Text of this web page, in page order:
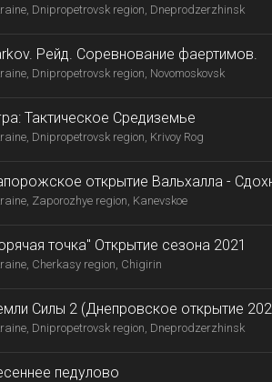
Dnipropetrovsk region, Dneprodzerzhinsk
Рейд. Соревнование фаертимов.
Dnipropetrovsk region, Novomoskovsk
Тактическое Средиземье
Dnipropetrovsk region, Krivoy Rog
открытие Вальхалла -
Zaporozhye region, Kanevskoe
точка" Открытие сезона 2021
Cherkasy region, Chigirin
Силы 2 (Днепровское открытие
Dnipropetrovsk region, Dneprodzerzhinsk
педулово